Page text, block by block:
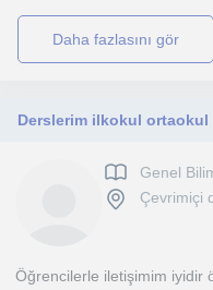
daha fazlasını gör
Genel
Çevrimiçi
Öğrencilerle iletişimim iyidir